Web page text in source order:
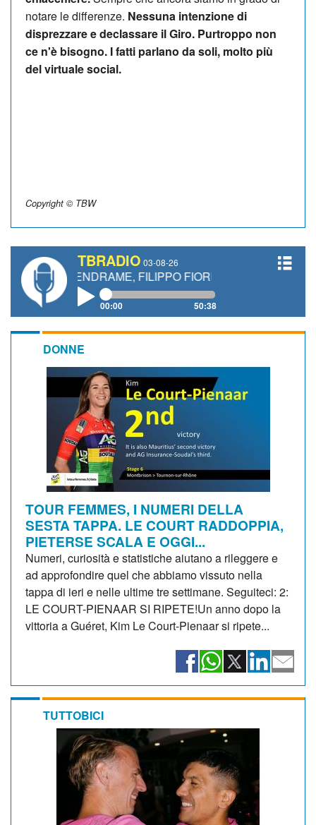
notare le differenze. Nessuna intenzione di
disprezzare e declassare il Giro. Purtroppo non
ce n'è bisogno. I fatti parlano da soli, molto più
del virtuale social.
Copyright © TBW
TBRADIO 03-08-26
VENDRAME, FILIPPO FIORELLI
00:00 50:38
DONNE
TOUR FEMMES, I NUMERI DELLA
SESTA TAPPA. LE COURT RADDOPPIA,
PIETERSE SCALA E OGGI...
Numeri, curiosità e statistiche aiutano a rileggere e
ad approfondire quel che abbiamo vissuto nella
tappa di ieri e nelle ultime tre settimane. Seguiteci: 2:
LE COURT-PIENAAR SI RIPETE!Un anno dopo la
vittoria a Guéret, Kim Le Court-Pienaar si ripete...
TUTTOBICI